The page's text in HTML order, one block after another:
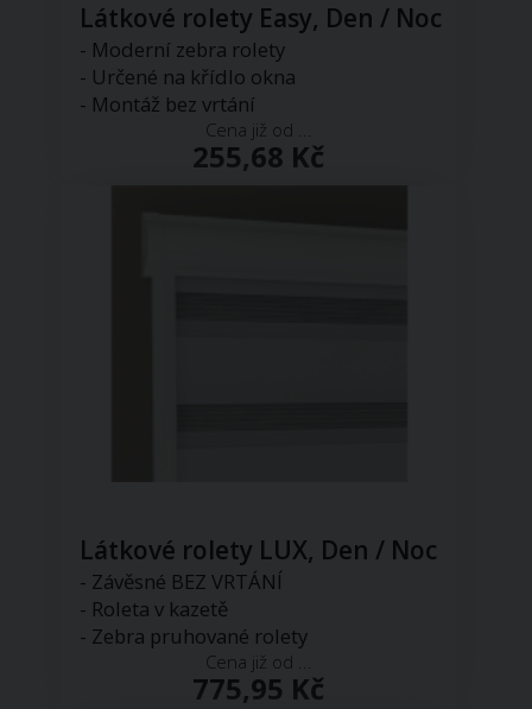
Látkové rolety Easy, Den / Noc
- Moderní zebra rolety
- Určené na křídlo okna
- Montáž bez vrtání
Cena již od ...
255,68 Kč
Látkové rolety LUX, Den / Noc
- Závěsné BEZ VRTÁNÍ
- Roleta v kazetě
- Zebra pruhované rolety
Cena již od ...
775,95 Kč